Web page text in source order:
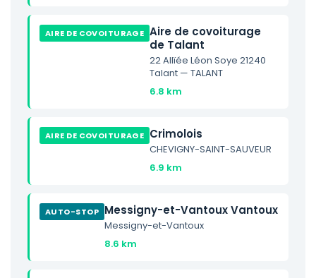
AIRE DE COVOITURAGE Aire de covoiturage
de Talant
22 Allïée Léon Soye 21240
Talant — TALANT
6.8 km
AIRE DE COVOITURAGE Crimolois
CHEVIGNY-SAINT-SAUVEUR
6.9 km
AUTO-STOP Messigny-et-Vantoux Vantoux
Messigny-et-Vantoux
8.6 km